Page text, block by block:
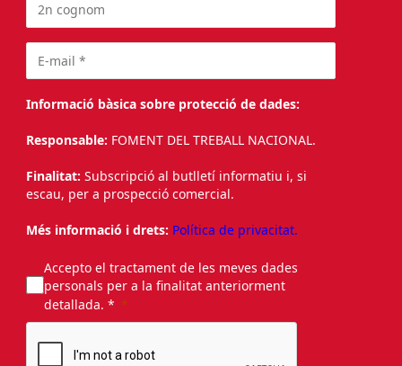
Informació bàsica sobre protecció de dades:
Responsable: FOMENT DEL TREBALL NACIONAL.
Finalitat: Subscripció al butlletí informatiu i, si
escau, per a prospecció comercial.
Més informació i drets: Política de privacitat.
Accepto el tractament de les meves dades
personals per a la finalitat anteriorment
detallada. *